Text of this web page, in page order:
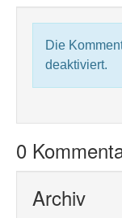
Die
deaktiviert.
0
Archiv